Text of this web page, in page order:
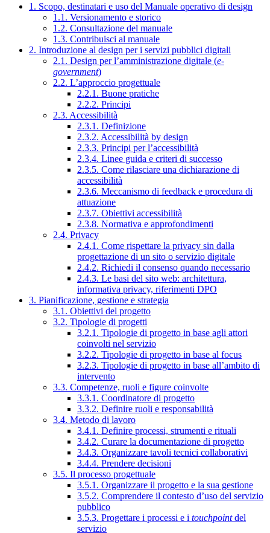
1. Scopo, destinatari e uso del Manuale operativo di design
1.1. Versionamento e storico
1.2. Consultazione del manuale
1.3. Contribuisci al manuale
2. Introduzione al design per i servizi pubblici digitali
2.1. Design per l’amministrazione digitale (e-
government)
2.2. L’approccio progettuale
2.2.1. Buone pratiche
2.2.2. Principi
2.3. Accessibilità
2.3.1. Definizione
2.3.2. Accessibilità by design
2.3.3. Principi per l’accessibilità
2.3.4. Linee guida e criteri di successo
2.3.5. Come rilasciare una dichiarazione di
accessibilità
2.3.6. Meccanismo di feedback e procedura di
attuazione
2.3.7. Obiettivi accessibilità
2.3.8. Normativa e approfondimenti
2.4. Privacy
2.4.1. Come rispettare la privacy sin dalla
progettazione di un sito o servizio digitale
2.4.2. Richiedi il consenso quando necessario
2.4.3. Le basi del sito web: architettura,
informativa privacy, riferimenti DPO
3. Pianificazione, gestione e strategia
3.1. Obiettivi del progetto
3.2. Tipologie di progetti
3.2.1. Tipologie di progetto in base agli attori
coinvolti nel servizio
3.2.2. Tipologie di progetto in base al focus
3.2.3. Tipologie di progetto in base all’ambito di
intervento
3.3. Competenze, ruoli e figure coinvolte
3.3.1. Coordinatore di progetto
3.3.2. Definire ruoli e responsabilità
3.4. Metodo di lavoro
3.4.1. Definire processi, strumenti e rituali
3.4.2. Curare la documentazione di progetto
3.4.3. Organizzare tavoli tecnici collaborativi
3.4.4. Prendere decisioni
3.5. Il processo progettuale
3.5.1. Organizzare il progetto e la sua gestione
3.5.2. Comprendere il contesto d’uso del servizio
pubblico
3.5.3. Progettare i processi e i touchpointdel
servizio